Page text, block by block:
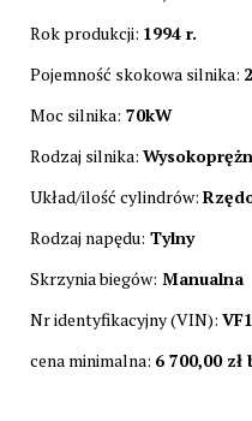
Rok produkcji: 1994 r.
Pojemność skokowa silnika:
Moc silnika: 70kW
Rodzaj silnika:
Układ/ilość cylindrów:
Rodzaj napędu: Tylny
Skrzynia biegów: Manualna
Nr identyfikacyjny (VIN):
cena minimalna: 6 700,00